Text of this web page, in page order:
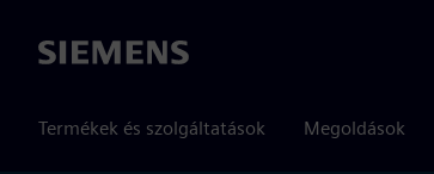
Siemens
Termékek és szolgáltatások Megoldások